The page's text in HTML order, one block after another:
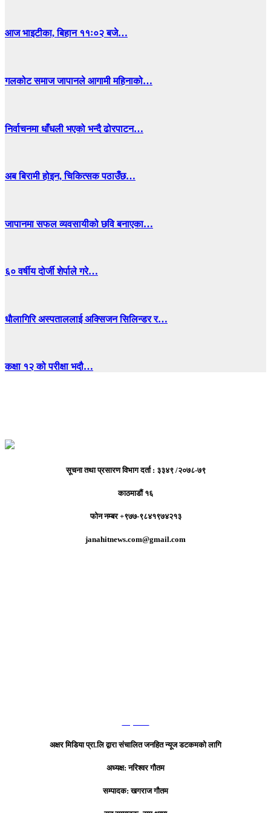
आज भाइटीका, बिहान ११ः०२ बजे…
गलकोट समाज जापानले आगामी महिनाको…
निर्वाचनमा धाँधली भएको भन्दै ढोरपाटन…
अब बिरामी होइन, चिकित्सक पठाउँछ…
जापानमा सफल व्यवसायीको छवि बनाएका…
६० वर्षीय दोर्जी शेर्पाले गरे…
धाैलागिरि अस्पताललाई अक्सिजन सिलिन्डर र…
कक्षा १२ को परीक्षा भदौ…
सूचना तथा प्रसारण विभाग दर्ता : ३३४९ /२०७८-७९
काठमाडौं १६
फोन नम्बर +९७७-९८४१९७४२१३
janahitnews.com@gmail.com
अक्षर मिडिया प्रा.लि द्वारा संचालित जनहित न्यूज डटकमको लागि
अध्यक्ष: नरिश्वर गौतम
सम्पादक: खगराज गौतम